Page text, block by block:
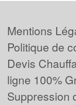
Mentions
Politique de
Devis
ligne 100%
Suppression